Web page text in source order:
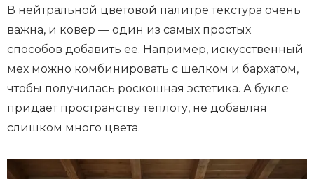
В нейтральной цветовой палитре текстура очень
важна, и ковер — один из самых простых
способов добавить ее. Например, искусственный
мех можно комбинировать с шелком и бархатом,
чтобы получилась роскошная эстетика. А букле
придает пространству теплоту, не добавляя
слишком много цвета.